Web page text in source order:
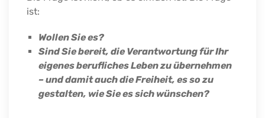
ist:
Wollen Sie es?
Sind Sie bereit, die Verantwortung für Ihr
eigenes berufliches Leben zu übernehmen
– und damit auch die Freiheit, es so zu
gestalten, wie Sie es sich wünschen?